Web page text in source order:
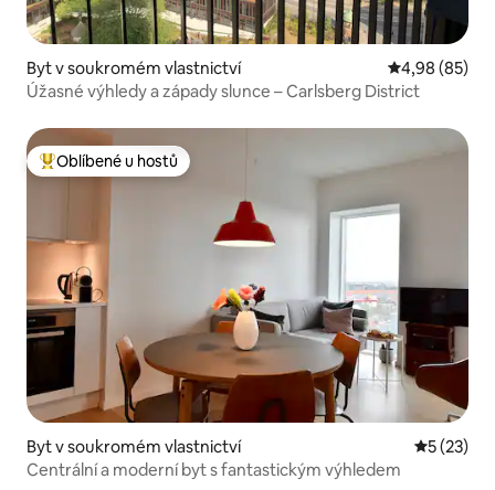
Byt v soukromém vlastnictví Průměrné
4,98 (85)
Úžasné výhledy a západy slunce – Carlsberg District
Nejlepší v kategorii Oblíbené u hostů
Oblíbené u hostů
Byt v soukromém vlastnictví Průměrné
5 (23)
Centrální a moderní byt s fantastickým výhledem